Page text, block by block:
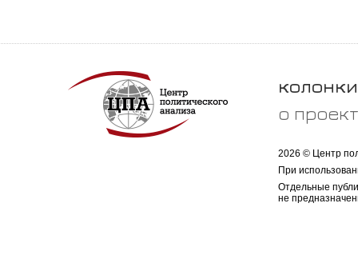
колонки
о
2026 © Центр
При
Отдельные
не